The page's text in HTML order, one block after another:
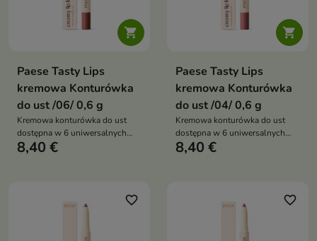

Paese Tasty Lips
kremowa Konturówka
do ust /06/ 0,6 g
Kremowa konturówka do ust
dostępna w 6 uniwersalnych
odcieniach nude, która pozwala
8,40 €

Paese Tasty Lips
kremowa Konturówka
do ust /04/ 0,6 g
Kremowa konturówka do ust
dostępna w 6 uniwersalnych
odcieniach nude, która pozwala
8,40 €
favorite_border favorite_border